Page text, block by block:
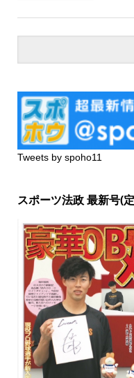
Tweets by spoho11
スポーツ法政 最新号(